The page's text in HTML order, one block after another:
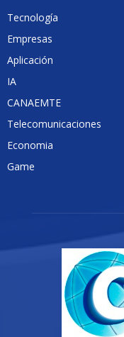
Tecnología
Empresas
Aplicación
IA
CANAEMTE
Telecomunicaciones
Economia
Game